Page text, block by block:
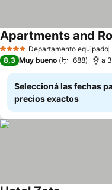
4 EstrellasDepartamento equipado
Apartments and
8,3 Muy bueno 688 a
Seleccioná las fechas
precios exactos